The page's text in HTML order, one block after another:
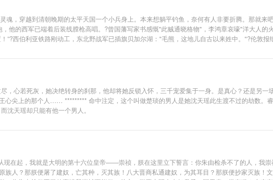
魂，穿越到清朝晚期的太平天国一个小兵身上。本来想躺平钓鱼，奈何有人非要折腾。那就来
他的西军已端着后装线膛枪高唱。?曾国藩写家书感慨"此贼通晓格物"，李鸿章哀嚎"洋大人
”?西伯利亚铁路刚动工，东北野战军已插旗贝加尔湖："毛熊，这地儿自古以来姓中。"?伦敦
书无系统，不无脑，偏真实历史向，思想内核参考当今社会核心价值观，不称帝，不图满，欢
心若死灰，她决绝转身的刹那，他却将她反锁入怀，三千宠爱集于一身。是真心？还是另一
心尖上的那个人…… ********* 命中注定，这个叫做楚琰的男人是她沈天瑶此生渡不过的劫数。
沈天瑶却只能有他一个男人。
现在起，我就是大明的第十六位皇帝——崇祯，朕在这里立下誓言：你朱由检杀不了的人，我
族人？那朕便屠了建奴，亡其种，灭其族！八大晋商私通建奴，为其耳目？那朕便抄家灭族！